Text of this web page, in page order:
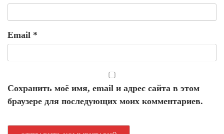
Email *
Сохранить моё имя, email и адрес сайта в этом
браузере для последующих моих комментариев.